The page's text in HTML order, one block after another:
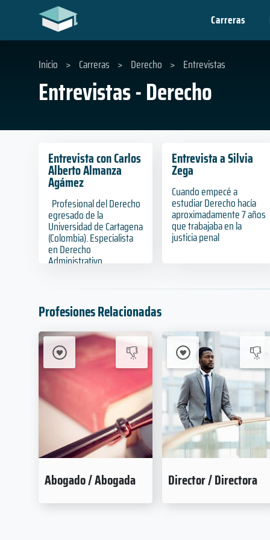
Carreras
Entrevistas - Derecho
Inicio > Carreras > Derecho > Entrevistas
Entrevista con Carlos
Alberto Almanza
Agámez
Profesional del Derecho
egresado de la
Universidad de Cartagena
(Colombia). Especialista
en Derecho
Administrativo...
Entrevista a Silvia
Zega
Cuando empecé a
estudiar Derecho hacía
aproximadamente 7 años
que trabajaba en la
justicia penal
Profesiones Relacionadas
Abogado / Abogada Director / Directora